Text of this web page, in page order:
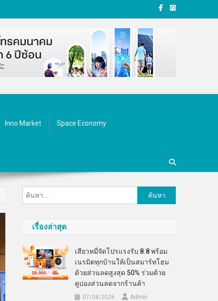
Inno Market Space Economy
ค้นหา
สำหรับ:
เรื่องล่าสุด
เสียวหมี่จัดโปรแรงรับ 8.8 พร้อม
เนรมิตทุกบ้านให้เป็นสมาร์ทโฮม
ด้วยส่วนลดสูงสุด 50% ร่วมด้วย
คูปองส่วนลดจากร้านค้า
07/08/2026 Admin